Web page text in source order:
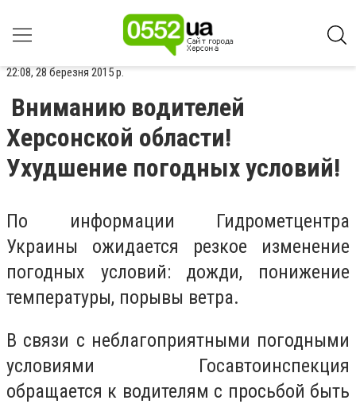
22:08, 28 березня 2015 р.
Вниманию водителей
Херсонской области!
Ухудшение погодных условий!
По информации Гидрометцентра
Украины ожидается резкое изменение
погодных условий: дожди, понижение
температуры, порывы ветра.
В связи с неблагоприятными погодными
условиями Госавтоинспекция
обращается к водителям с просьбой быть